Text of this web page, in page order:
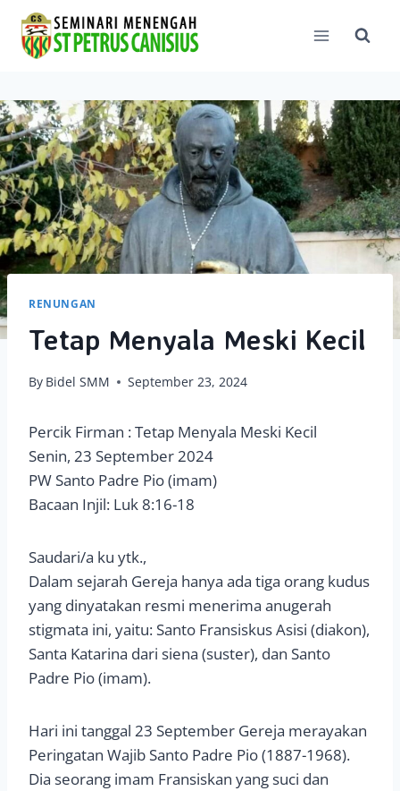
content
RENUNGAN
Tetap Menyala Meski Kecil
By Bidel SMM September 23, 2024
Percik Firman : Tetap Menyala Meski Kecil
Senin, 23 September 2024
PW Santo Padre Pio (imam)
Bacaan Injil: Luk 8:16-18
Saudari/a ku ytk.,
Dalam sejarah Gereja hanya ada tiga orang kudus
yang dinyatakan resmi menerima anugerah
stigmata ini, yaitu: Santo Fransiskus Asisi (diakon),
Santa Katarina dari siena (suster), dan Santo
Padre Pio (imam).
Hari ini tanggal 23 September Gereja merayakan
Peringatan Wajib Santo Padre Pio (1887-1968).
Dia seorang imam Fransiskan yang suci dan